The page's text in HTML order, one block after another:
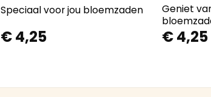
Speciaal voor jou bloemzaden
€4,25
Geniet
€4,25